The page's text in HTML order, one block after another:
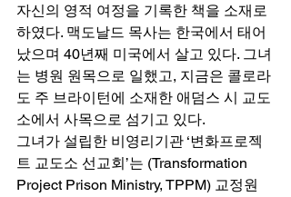
자신의 영적 여정을 기록한 책을 소재로
하였다. 맥도날드 목사는 한국에서 태어
났으며 40년째 미국에서 살고 있다. 그녀
는 병원 원목으로 일했고, 지금은 콜로라
도 주 브라이턴에 소재한 애덤스 시 교도
소에서 사목으로 섬기고 있다.
그녀가 설립한 비영리기관 ‘변화프로젝
트 교도소 선교회’는 (Transformation
Project Prison Ministry, TPPM) 교정원